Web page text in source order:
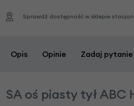
Sprawdź dostępność w sklepie
Opis Opinie Zadaj pytanie
SA oś piasty tył ABC